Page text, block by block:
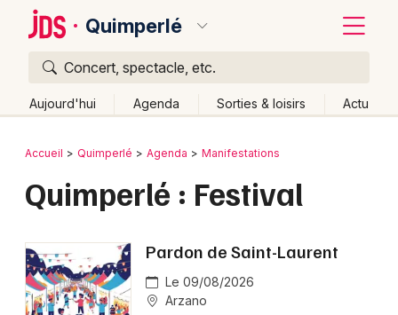
Quimperlé
Concert, spectacle, etc.
Aujourd'hui Agenda Sorties & loisirs Actu
Publier un événement
Grands événements
Activité & Expérience
Bordeaux
Lille
Lyon
Retour
Accueil Quimperlé Agenda Manifestations
Quimperlé : Festival
Pardon de Saint-Laurent
Le 09/08/2026
Arzano
Quoi ?
Où ?
Partout
Près de moi Changer de lieu
Aujourd'hui
Demain